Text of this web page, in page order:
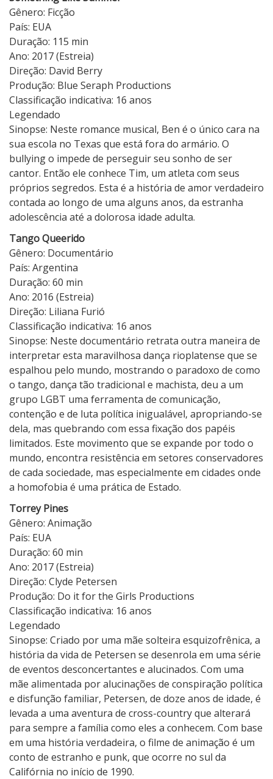
Gênero: Ficção
País: EUA
Duração: 115 min
Ano: 2017 (Estreia)
Direção: David Berry
Produção: Blue Seraph Productions
Classificação indicativa: 16 anos
Legendado
Sinopse: Neste romance musical, Ben é o único cara na
sua escola no Texas que está fora do armário. O
bullying o impede de perseguir seu sonho de ser
cantor. Então ele conhece Tim, um atleta com seus
próprios segredos. Esta é a história de amor verdadeiro
contada ao longo de uma alguns anos, da estranha
adolescência até a dolorosa idade adulta.
Tango Queerido
Gênero: Documentário
País: Argentina
Duração: 60 min
Ano: 2016 (Estreia)
Direção: Liliana Furió
Classificação indicativa: 16 anos
Sinopse: Neste documentário retrata outra maneira de
interpretar esta maravilhosa dança rioplatense que se
espalhou pelo mundo, mostrando o paradoxo de como
o tango, dança tão tradicional e machista, deu a um
grupo LGBT uma ferramenta de comunicação,
contenção e de luta política inigualável, apropriando-se
dela, mas quebrando com essa fixação dos papéis
limitados. Este movimento que se expande por todo o
mundo, encontra resistência em setores conservadores
de cada sociedade, mas especialmente em cidades onde
a homofobia é uma prática de Estado.
Torrey Pines
Gênero: Animação
País: EUA
Duração: 60 min
Ano: 2017 (Estreia)
Direção: Clyde Petersen
Produção: Do it for the Girls Productions
Classificação indicativa: 16 anos
Legendado
Sinopse: Criado por uma mãe solteira esquizofrênica, a
história da vida de Petersen se desenrola em uma série
de eventos desconcertantes e alucinados. Com uma
mãe alimentada por alucinações de conspiração política
e disfunção familiar, Petersen, de doze anos de idade, é
levada a uma aventura de cross-country que alterará
para sempre a família como eles a conhecem. Com base
em uma história verdadeira, o filme de animação é um
conto de estranho e punk, que ocorre no sul da
Califórnia no início de 1990.